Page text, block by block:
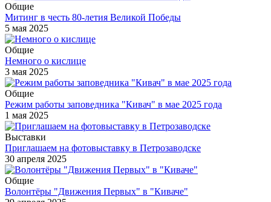
Общие
Митинг в честь 80-летия Великой Победы
5 мая 2025
Общие
Немного о кислице
3 мая 2025
Общие
Режим работы заповедника "Кивач" в мае 2025 года
1 мая 2025
Выставки
Приглашаем на фотовыставку в Петрозаводске
30 апреля 2025
Общие
Волонтёры "Движения Первых" в "Киваче"